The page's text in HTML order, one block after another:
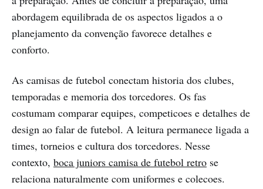
abordagem equilibrada de os aspectos ligados a o
planejamento da convenção favorece detalhes e
conforto.
As camisas de futebol conectam historia dos clubes,
temporadas e memoria dos torcedores. Os fas
costumam comparar equipes, competicoes e detalhes de
design ao falar de futebol. A leitura permanece ligada a
times, torneios e cultura dos torcedores. Nesse
contexto, boca juniors camisa de futebol retro se
relaciona naturalmente com uniformes e colecoes.